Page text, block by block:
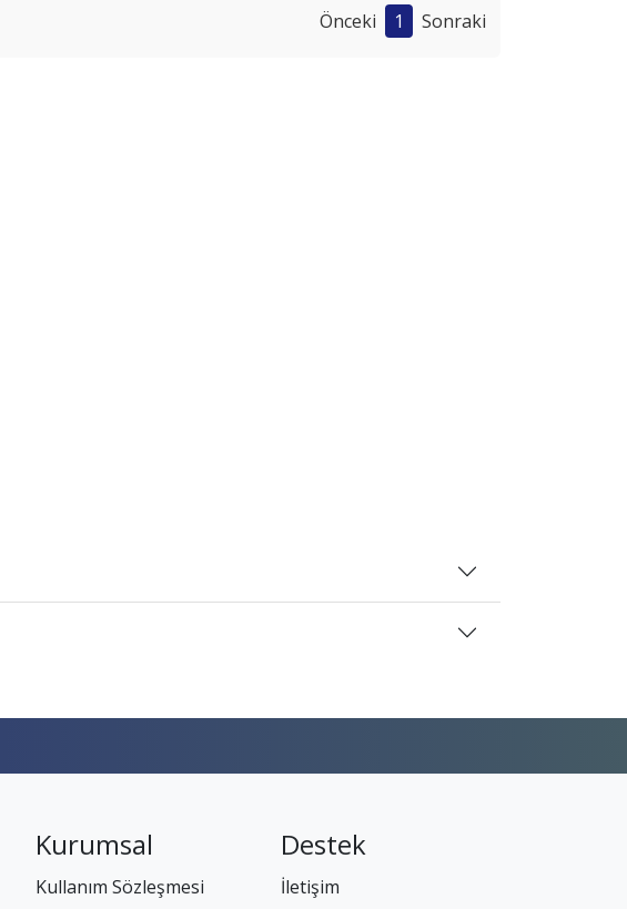
Önceki 1 Sonraki
Kurumsal
Kullanım Sözleşmesi
Destek
İletişim